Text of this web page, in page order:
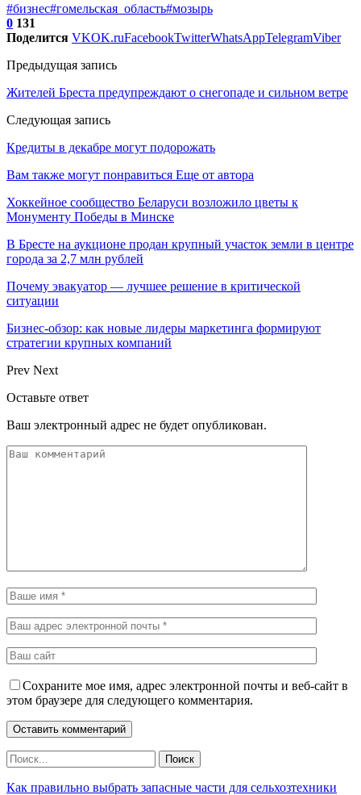
#бизнес#гомельская_область#мозырь
0 131
Поделится VKOK.ruFacebookTwitterWhatsAppTelegramViber
Предыдущая запись
Жителей Бреста предупреждают о снегопаде и сильном ветре
Следующая запись
Кредиты в декабре могут подорожать
Вам также могут понравиться Еще от автора
Хоккейное сообщество Беларуси возложило цветы к
Монументу Победы в Минске
В Бресте на аукционе продан крупный участок земли в центре
города за 2,7 млн рублей
Почему эвакуатор — лучшее решение в критической
ситуации
Бизнес-обзор: как новые лидеры маркетинга формируют
стратегии крупных компаний
Prev Next
Оставьте ответ
Ваш электронный адрес не будет опубликован.
Сохраните мое имя, адрес электронной почты и веб-сайт в
этом браузере для следующего комментария.
Как правильно выбрать запасные части для сельхозтехники